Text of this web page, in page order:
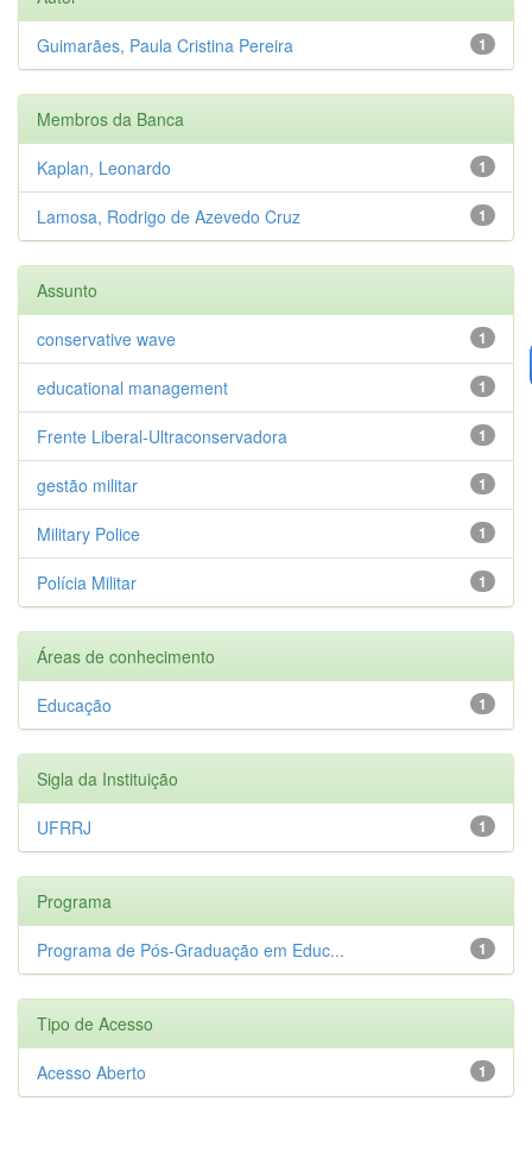
1
Guimarães, Paula Cristina Pereira
Membros da Banca
1
Kaplan, Leonardo
1
Lamosa, Rodrigo de Azevedo Cruz
Assunto
1
conservative wave
1
educational management
1
Frente Liberal-Ultraconservadora
1
gestão militar
1
Military Police
1
Polícia Militar
Áreas de conhecimento
1
Educação
Sigla da Instituição
1
UFRRJ
Programa
1
Programa de Pós-Graduação em Educ...
Tipo de Acesso
1
Acesso Aberto